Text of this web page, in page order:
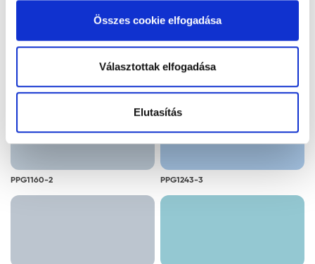
alkalmazását. A "Részletek megjelenítése” gombra
kattintással megismerheti és beállíthatja, hogy mely
cookie alkalmazását fogadja el.
Összes cookie elfogadása
Választottak elfogadása
Elutasítás
PPG1160-2 PPG1243-3